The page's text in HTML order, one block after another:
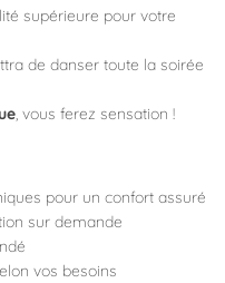
supérieure pour votre
de danser toute la soirée
, vous ferez sensation !
pour un confort assuré
sur demande
vos besoins